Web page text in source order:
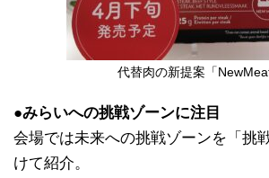
代替肉の新提案「NewMeat
●みらいへの挑戦ゾーンに注目
会場では未来への挑戦ゾーンを「挑
けて紹介。